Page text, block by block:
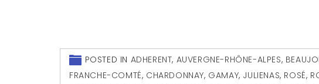
POSTED IN ADHERENT, AUVERGNE-RHÔNE-ALPES,
FRANCHE-COMTÉ, CHARDONNAY, GAMAY, JULIENAS, ROSÉ,